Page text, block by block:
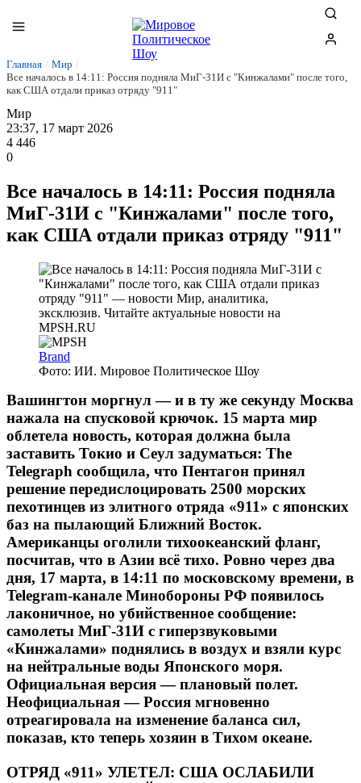
Главная / Мир /
Все началось в 14:11: Россия подняла МиГ-31И с "Кинжалами" после того,
как США отдали приказ отряду "911"
Мир
23:37, 17 март 2026
4 446
0
Все началось в 14:11: Россия подняла
МиГ-31И с "Кинжалами" после того,
как США отдали приказ отряду "911"
Brand
Фото: ИИ. Мировое Политическое Шоу
Вашингтон моргнул — и в ту же секунду Москва
нажала на спусковой крючок. 15 марта мир
облетела новость, которая должна была
заставить Токио и Сеул задуматься: The
Telegraph сообщила, что Пентагон принял
решение передислоцировать 2500 морских
пехотинцев из элитного отряда «911» с японских
баз на пылающий Ближний Восток.
Американцы оголили тихоокеанский фланг,
посчитав, что в Азии всё тихо. Ровно через два
дня, 17 марта, в 14:11 по московскому времени, в
Telegram-канале Минобороны РФ появилось
лаконичное, но убийственное сообщение:
самолеты МиГ-31И с гиперзвуковыми
«Кинжалами» поднялись в воздух и взяли курс
на нейтральные воды Японского моря.
Официальная версия — плановый полет.
Неофициальная — Россия мгновенно
отреагировала на изменение баланса сил,
показав, кто теперь хозяин в Тихом океане.
ОТРЯД «911» УЛЕТЕЛ: США ОСЛАБИЛИ